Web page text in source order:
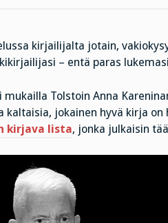
kirjailijalta jotain,
– entä paras
Tolstoin Anna
jokainen hyvä kirja on
kirjava lista, jonka julkaisin